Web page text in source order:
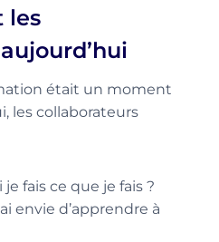
les
était un moment
les collaborateurs
je fais ce que je fais ?
envie d’apprendre à